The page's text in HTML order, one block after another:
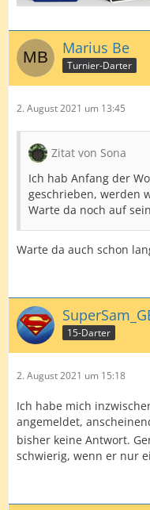
Marius Be
Turnier-Darter
2. August 2021 um 13:45
Zitat von Sona
Ich hab Anfang der
geschrieben, werden
Warte da noch auf
Warte da auch schon
15-Darter
2. August 2021 um 15:18
Ich habe mich
angemeldet,
bisher keine Antwort.
schwierig, wenn er nur